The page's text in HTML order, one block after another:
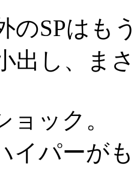
のSPはも
出し、ま
ョック。
イパーが